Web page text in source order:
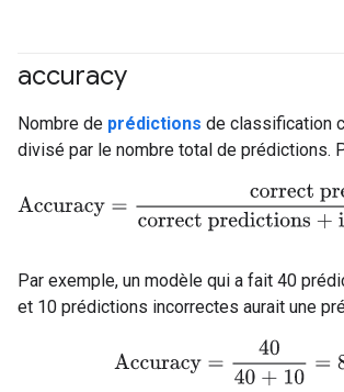
accuracy
Nombre de prédictions de classification
divisé par le nombre total de prédictions.
Accuracy correct
Par exemple, un modèle qui a fait 40
et 10 prédictions incorrectes aurait une
40 + 10 80%